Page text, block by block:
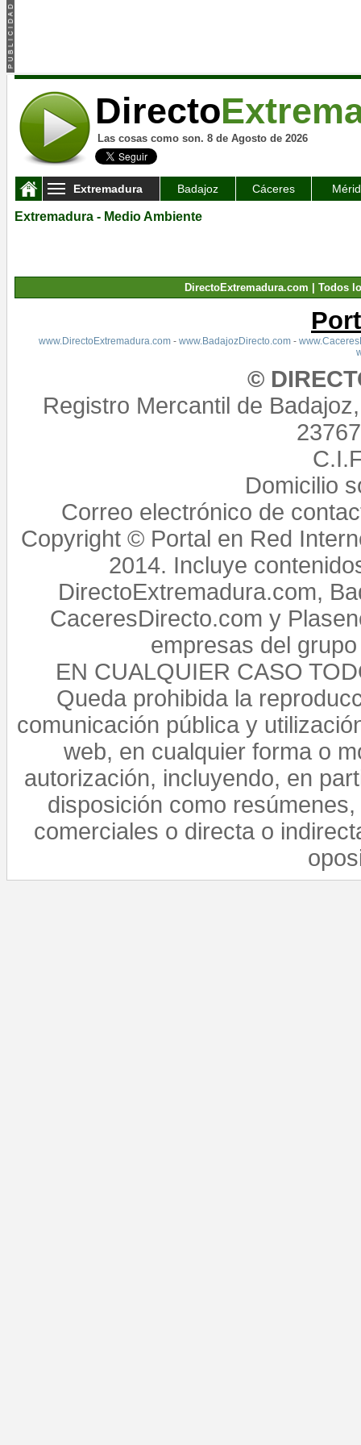
Directo
Las cosas como son. 8 de Agosto de 2026
Extremadura Badajoz Cáceres
Extremadura - Medio Ambiente
DirectoExtremadura.com | Todos
www.DirectoExtremadura.com- www.BadajozDirecto.com-
©
Registro Mercantil de
Domicilio
Correo electrónico de
Copyright © Portal en Red
2014. Incluye
DirectoExtremadura.com,
CaceresDirecto.com y
empresas del
EN CUALQUIER CASO
Queda prohibida la
comunicación pública y
web, en cualquier forma o
autorización, incluyendo, en
disposición como
comerciales o directa o